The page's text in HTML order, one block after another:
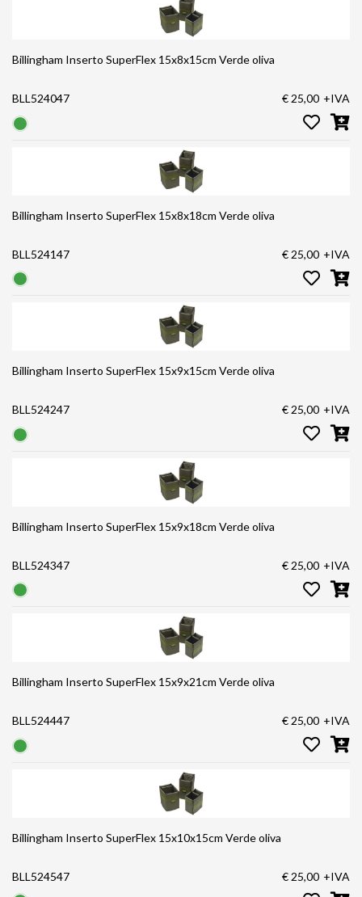
Billingham Inserto SuperFlex 15x8x15cm Verde oliva
BLL524047 € 25,00 +IVA
Billingham Inserto SuperFlex 15x8x18cm Verde oliva
BLL524147 € 25,00 +IVA
Billingham Inserto SuperFlex 15x9x15cm Verde oliva
BLL524247 € 25,00 +IVA
Billingham Inserto SuperFlex 15x9x18cm Verde oliva
BLL524347 € 25,00 +IVA
Billingham Inserto SuperFlex 15x9x21cm Verde oliva
BLL524447 € 25,00 +IVA
Billingham Inserto SuperFlex 15x10x15cm Verde oliva
BLL524547 € 25,00 +IVA